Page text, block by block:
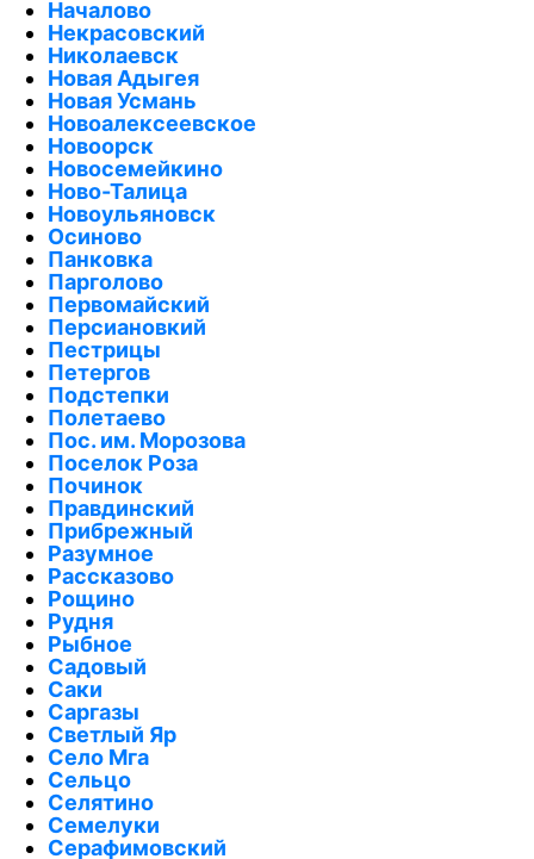
Началово
Некрасовский
Николаевск
Новая Адыгея
Новая Усмань
Новоалексеевское
Новоорск
Новосемейкино
Ново-Талица
Новоульяновск
Осиново
Панковка
Парголово
Первомайский
Персиановкий
Пестрицы
Петергов
Подстепки
Полетаево
Пос. им. Морозова
Поселок Роза
Починок
Правдинский
Прибрежный
Разумное
Рассказово
Рощино
Рудня
Рыбное
Садовый
Саки
Саргазы
Светлый Яр
Село Мга
Сельцо
Селятино
Семелуки
Серафимовский